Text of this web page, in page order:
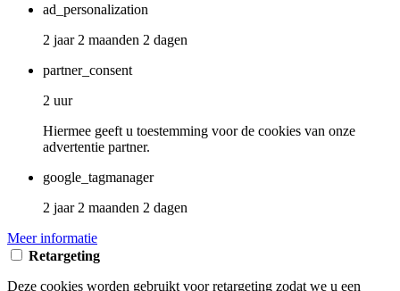
ad_personalization
2 jaar 2 maanden 2 dagen
partner_consent
2 uur
Hiermee geeft u toestemming voor de cookies van onze
advertentie partner.
google_tagmanager
2 jaar 2 maanden 2 dagen
Meer informatie
Retargeting
Deze cookies worden gebruikt voor retargeting zodat we u een